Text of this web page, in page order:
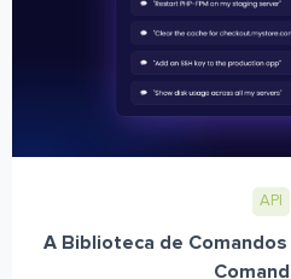
API
A Biblioteca de Comandos